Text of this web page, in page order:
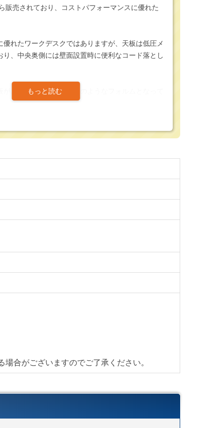
販売されており、コストパフォーマンスに優れた
優れたワークデスクではありますが、天板は低圧メ
り、中央奥側には壁面設置時に便利なコード落とし
あるカウンターデスクのようなフォルムとなって
です。
買い替えの際には是非ご検討下さい。
合がございますのでご了承ください。